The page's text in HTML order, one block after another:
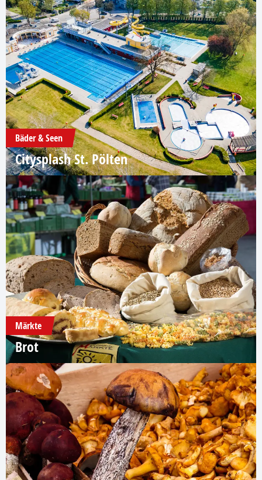
Bäder & Seen
Citysplash St. Pölten
Märkte
Brot